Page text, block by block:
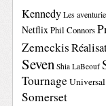
Kennedy Les
NetflixPhil Connors
Zemeckis
Seven Shia LaBeouf
TournageUniversal
Somerset